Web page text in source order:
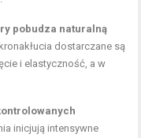
pobudza naturalną
dostarczane są
i elastyczność, a w
inicjują intensywne